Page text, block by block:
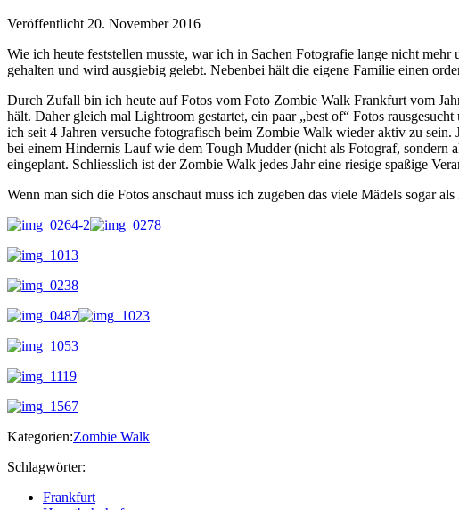
Veröffentlicht 20. November 2016
Wie ich heute feststellen musste, war ich in Sachen Fotografie lange nicht
gehalten und wird ausgiebig gelebt. Nebenbei hält die eigene Familie einen
Durch Zufall bin ich heute auf Fotos vom Foto Zombie Walk Frankfurt vom
hält. Daher gleich mal Lightroom gestartet, ein paar „best of“ Fotos
ich seit 4 Jahren versuche fotografisch beim Zombie Walk wieder aktiv zu
bei einem Hindernis Lauf wie dem Tough Mudder (nicht als Fotograf, sondern
eingeplant. Schliesslich ist der Zombie Walk jedes Jahr eine riesige spaßige
Wenn man sich die Fotos anschaut muss ich zugeben das viele Mädels sogar
Kategorien:Zombie Walk
Schlagwörter:
Frankfurt